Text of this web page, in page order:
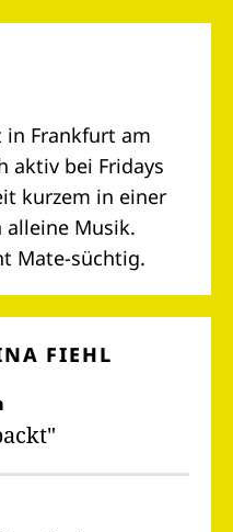
in Frankfurt am
aktiv bei Fridays
kurzem in einer
alleine Musik.
Mate-süchtig.
FIEHL